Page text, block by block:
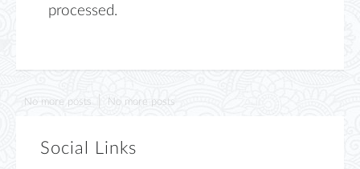
processed.
No more posts No more posts
Social Links